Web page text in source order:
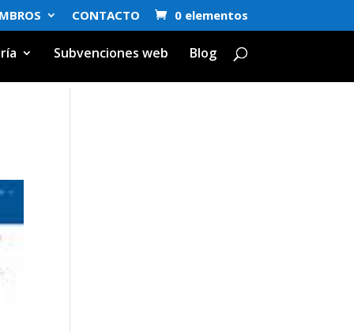
CONTACTO 0 elementos
Subvenciones web Blog